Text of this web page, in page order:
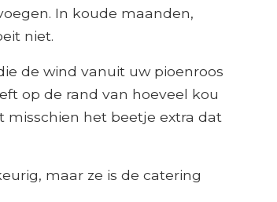
In koude maanden,
niet.
de wind vanuit uw pioenroos
op de rand van hoeveel kou
misschien het beetje extra dat
maar ze is de catering